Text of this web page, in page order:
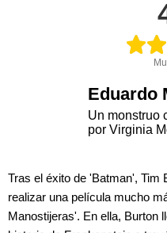
Eduardo
Un monstruo
por Virginia
Tras el éxito de 'Batman', Tim
realizar una película mucho
Manostijeras'. En ella, Burton